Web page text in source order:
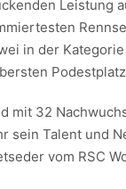
Leistung
in der
mit 32
sein Talent und
vom RSC